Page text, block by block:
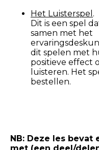
Het Luisterspel .
Dit is een spel
samen met het
dit spelen met
positieve effect
luisteren. Het
bestellen.
NB: Deze les